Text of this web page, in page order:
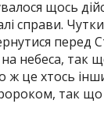
щось
справи.
перед
небеса, так
ж це хтось
так